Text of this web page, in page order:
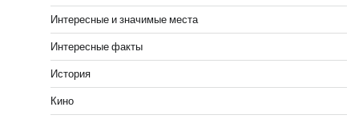
Интересные и значимые места
Интересные факты
История
Кино